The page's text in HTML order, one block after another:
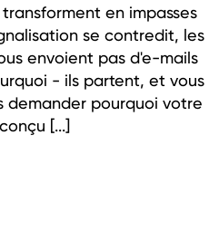
en impasses
se contredit, les
envoient pas d'e-mails
- ils partent, et vous
demander pourquoi votre
[...]